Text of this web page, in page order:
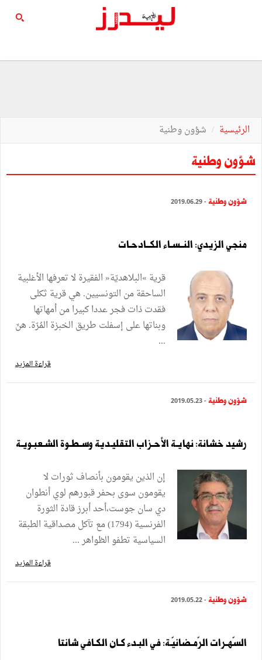
الرئيسية شؤون وطنية
شؤون وطنية
شؤون وطنية - 2019.06.29
منجي الزيدي: النــسـاء الكــادحـات
قرية »البلاهديّة« الفقيرة لا تعرفها الأغلبية
الساحقة من التونسيين. هي قرية ثكلى
فقدت ذات فجر عددا كبيرا من أمهاتها
وبناتها على إسفلت طريق الخبزة المُرّة. هنّ
...
قراءة المزيد
شؤون وطنية - 2019.05.23
رشيد خشانة: نهايـة الأحـزاب التقليـدية وسـطـوة الشـعبـويـة
إن الذين يقومون بأنصاف ثورات لا
يقومون سوى بحفر قبورهم لوي أنطوان
دي سان جوست،أحد أبرز قادة الثورة
الفرنسية (1794) مع تآكل مصداقية الطبقة
السياسية تطفو الظواهر ...
قراءة المزيد
شؤون وطنية - 2019.05.22
السّهـرات الرّمـضانيّـة: في البـدء كـان الكـافي شانتا